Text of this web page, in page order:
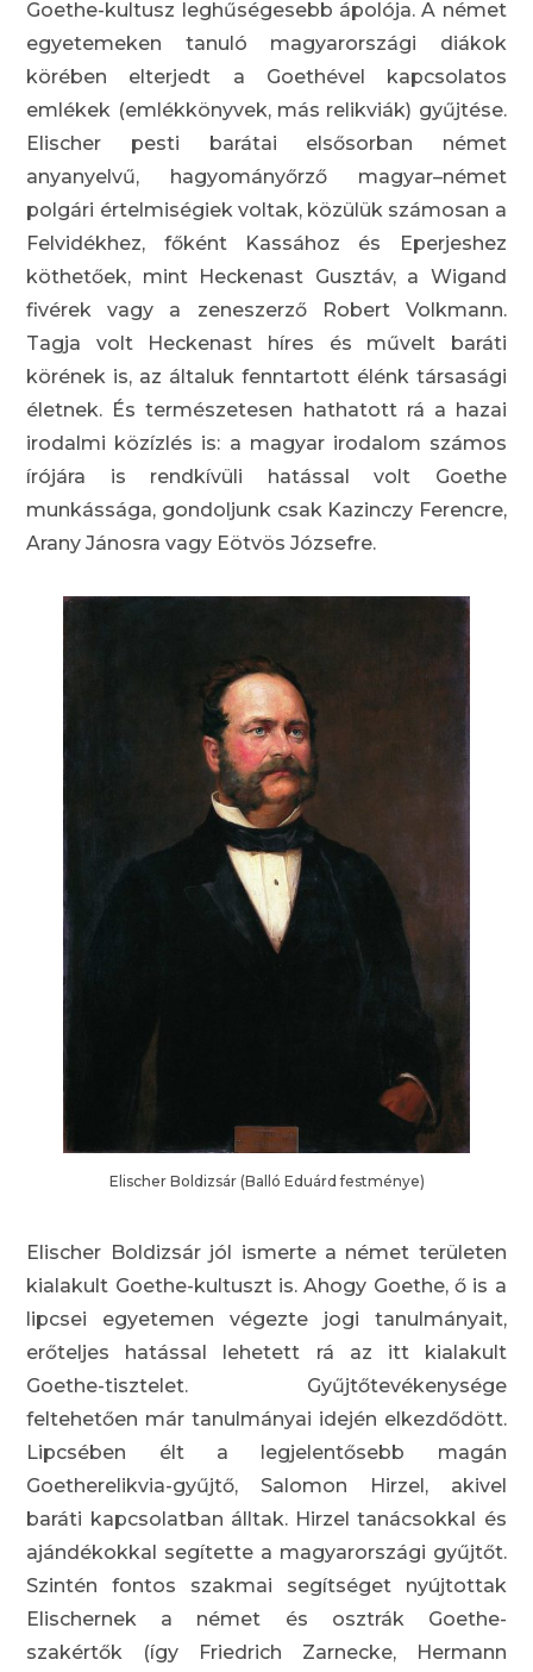
Goethe-kultusz leghűségesebb ápolója. A német
egyetemeken tanuló magyarországi diákok
körében elterjedt a Goethével kapcsolatos
emlékek (emlékkönyvek, más relikviák) gyűjtése.
Elischer pesti barátai elsősorban német
anyanyelvű, hagyományőrző magyar–német
polgári értelmiségiek voltak, közülük számosan a
Felvidékhez, főként Kassához és Eperjeshez
köthetőek, mint Heckenast Gusztáv, a Wigand
fivérek vagy a zeneszerző Robert Volkmann.
Tagja volt Heckenast híres és művelt baráti
körének is, az általuk fenntartott élénk társasági
életnek. És természetesen hathatott rá a hazai
irodalmi közízlés is: a magyar irodalom számos
írójára is rendkívüli hatással volt Goethe
munkássága, gondoljunk csak Kazinczy Ferencre,
Arany Jánosra vagy Eötvös Józsefre.
Elischer Boldizsár (Balló Eduárd festménye)
Elischer Boldizsár jól ismerte a német területen
kialakult Goethe-kultuszt is. Ahogy Goethe, ő is a
lipcsei egyetemen végezte jogi tanulmányait,
erőteljes hatással lehetett rá az itt kialakult
Goethe-tisztelet. Gyűjtőtevékenysége
feltehetően már tanulmányai idején elkezdődött.
Lipcsében élt a legjelentősebb magán
Goetherelikvia-gyűjtő, Salomon Hirzel, akivel
baráti kapcsolatban álltak. Hirzel tanácsokkal és
ajándékokkal segítette a magyarországi gyűjtőt.
Szintén fontos szakmai segítséget nyújtottak
Elischernek a német és osztrák Goethe-
szakértők (így Friedrich Zarnecke, Hermann